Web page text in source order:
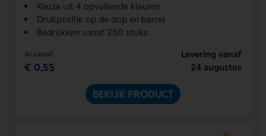
Keuze uit 4 opvallende kleuren
Drukpositie op de dop en barrel
Bedrukken vanaf 250 stuks
Al vanaf
€ 0,55
Levering vanaf
24 augustus
BEKIJK PRODUCT